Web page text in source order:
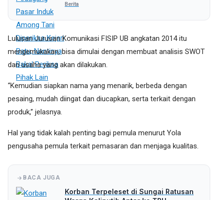
Periksa Pihak Lain
Berita
Lulusan Jurusan Komunikasi FISIP UB angkatan 2014 itu
mengemukakan, bisa dimulai dengan membuat analisis SWOT
dari usaha yang akan dilakukan.
“Kemudian siapkan nama yang menarik, berbeda dengan
pesaing, mudah diingat dan diucapkan, serta terkait dengan
produk,” jelasnya.
Hal yang tidak kalah penting bagi pemula menurut Yola
pengusaha pemula terkait pemasaran dan menjaga kualitas.
BACA JUGA
Korban Terpeleset di Sungai Ratusan